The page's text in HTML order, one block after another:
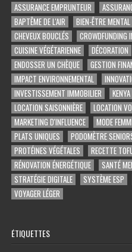
ASSURANCE EMPRUNTEUR
BAPTÊME DE L'AIR
BIEN-ÊTRE MENTAL
CHEVEUX BOUCLÉS
CROWDFUNDING
CUISINE VÉGÉTARIENNE
DÉCORATION
ENDOSSER UN CHÈQUE
GESTION
IMPACT ENVIRONNEMENTAL
INVESTISSEMENT IMMOBILIER
KENYA
LOCATION SAISONNIÈRE
LOCATION
MARKETING D'INFLUENCE
MODE
PLATS UNIQUES
PODOMÈTRE
PROTÉINES VÉGÉTALES
RECETTE
RÉNOVATION ÉNERGÉTIQUE
SANTÉ
STRATÉGIE DIGITALE
SYSTÈME ESP
VOYAGER LÉGER
ÉTIQUETTES